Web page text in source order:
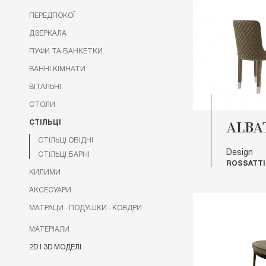
ПЕРЕДПОКОЇ
ДЗЕРКАЛА
ПУФИ ТА БАНКЕТКИ
ВАННІ КІМНАТИ
ВІТАЛЬНІ
СТОЛИ
СТІЛЬЦІ
СТІЛЬЦІ ОБІДНІ
СТІЛЬЦІ БАРНІ
КИЛИМИ
АКСЕСУАРИ
МАТРАЦИ · ПОДУШКИ · КОВДРИ
МАТЕРІАЛИ
2D І 3D МОДЕЛІ
їдальні
До вибору
Вибираючи
▪ висоту
▪ масу
При
Design